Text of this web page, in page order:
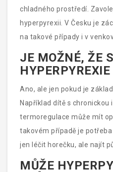
chladného prostředí.
hyperpyrexii. V Česku je
na takové případy i v
Nečekáte na příjezd lékaře
hned teď.
JE MOŽNÉ, ŽE
Ano, ale jen pokud je
Například dítě s chronickou
termoregulace může mít
takovém případě je
jen léčit horečku, ale najít
MŮŽE